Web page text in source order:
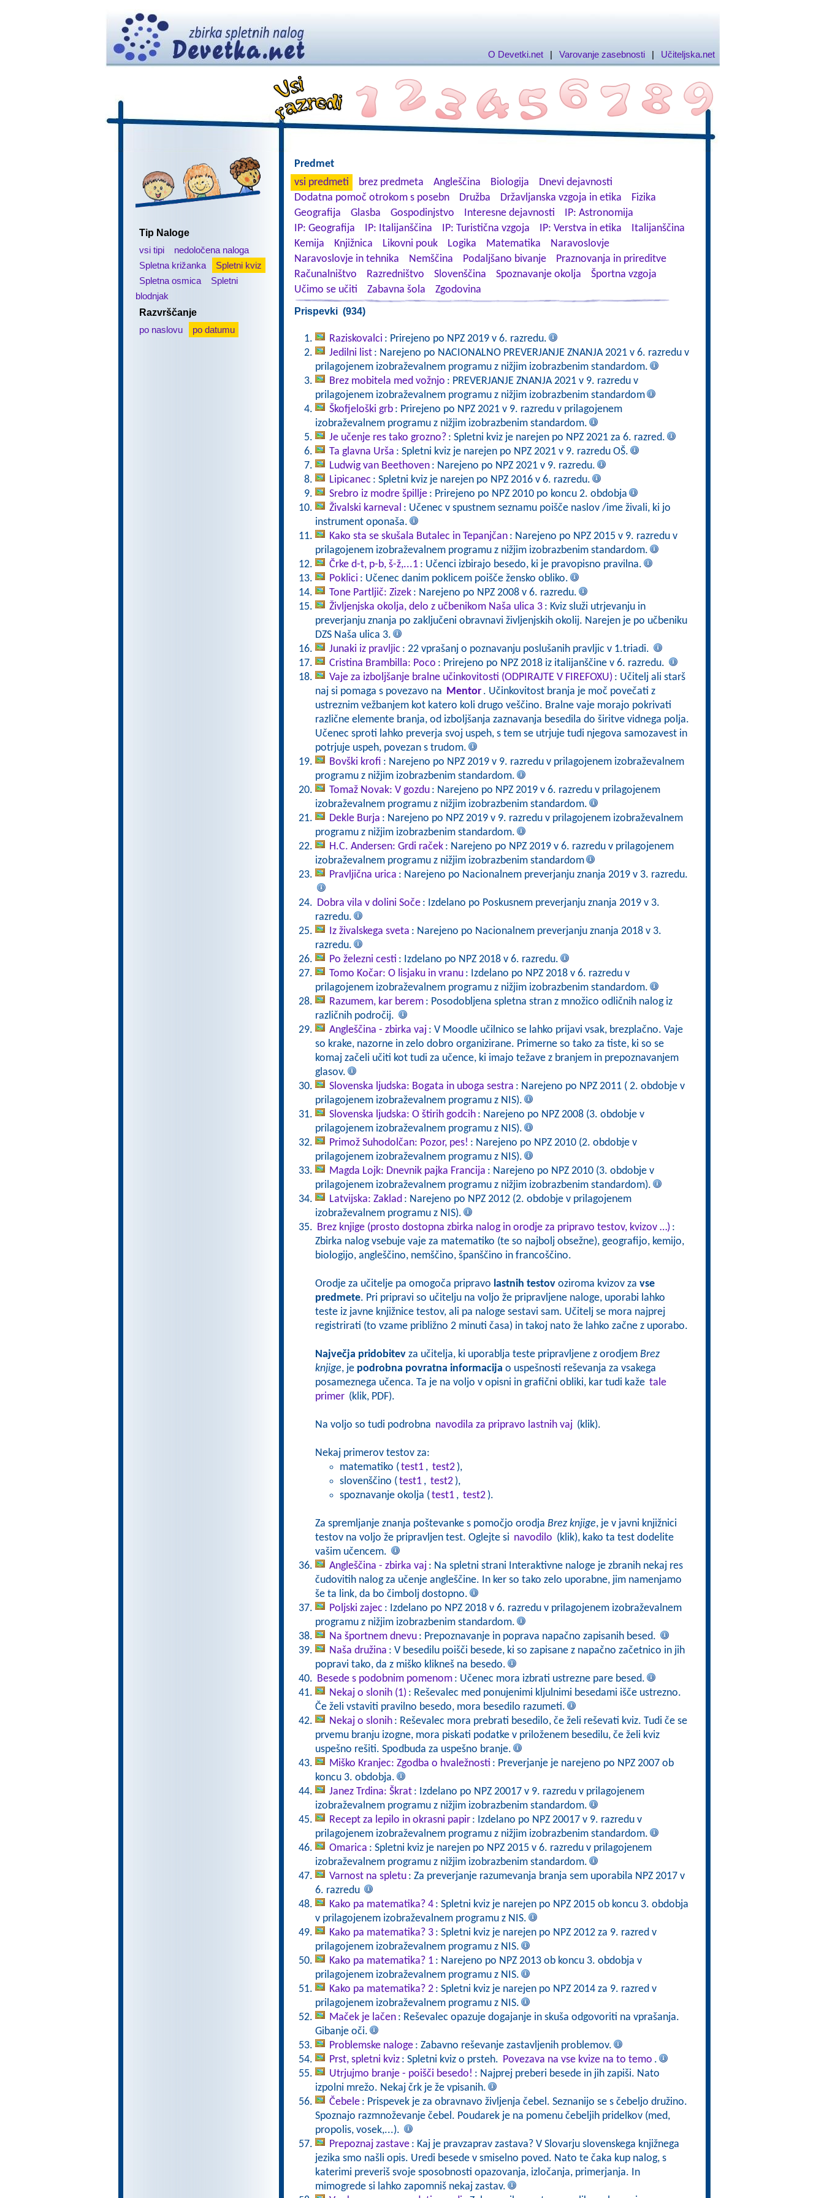
O Devetki.net | Varovanje zasebnosti | Učiteljska.net
Tip Naloge
vsi tipi
nedoločena naloga
Spletna križanka
Spletni kviz
Spletna osmica
Spletni
blodnjak
Razvrščanje
po naslovu
po datumu
Predmet
vsi predmeti
brez predmeta Angleščina Biologija
Dnevi dejavnosti
Dodatna pomoč otrokom s posebn
Družba Državljanska vzgoja in etika
Fizika
Geografija
Glasba Gospodinjstvo Interesne dejavnosti
IP: Astronomija
IP: Geografija
IP: Italijanščina IP: Turistična vzgoja IP: Verstva in etika
Italijanščina
Kemija
Knjižnica Likovni pouk Logika Matematika
Naravoslovje
Naravoslovje in tehnika
Nemščina Podaljšano bivanje
Praznovanja in prireditve
Računalništvo
Razredništvo Slovenščina Spoznavanje okolja
Športna vzgoja
Učimo se učiti
Zabavna šola Zgodovina
Prispevki (934)
Raziskovalci : Prirejeno po NPZ 2019 v 6. razredu.
Jedilni list : Narejeno po NACIONALNO PREVERJANJE ZNANJA 2021 v 6. razredu v
prilagojenem izobraževalnem programu z nižjim izobrazbenim standardom.
Brez mobitela med vožnjo : PREVERJANJE ZNANJA 2021 v 9. razredu v
prilagojenem izobraževalnem programu z nižjim izobrazbenim standardom
Škofjeloški grb : Prirejeno po NPZ 2021 v 9. razredu v prilagojenem
izobraževalnem programu z nižjim izobrazbenim standardom.
Je učenje res tako grozno? : Spletni kviz je narejen po NPZ 2021 za 6. razred.
Ta glavna Urša : Spletni kviz je narejen po NPZ 2021 v 9. razredu OŠ.
Ludwig van Beethoven : Narejeno po NPZ 2021 v 9. razredu.
Lipicanec : Spletni kviz je narejen po NPZ 2016 v 6. razredu.
Srebro iz modre špillje : Prirejeno po NPZ 2010 po koncu 2. obdobja
Živalski karneval : Učenec v spustnem seznamu poišče naslov /ime živali, ki jo
instrument oponaša.
Kako sta se skušala Butalec in Tepanjčan : Narejeno po NPZ 2015 v 9. razredu v
prilagojenem izobraževalnem programu z nižjim izobrazbenim standardom.
Črke d-t, p-b, š-ž,...1 : Učenci izbirajo besedo, ki je pravopisno pravilna.
Poklici : Učenec danim poklicem poišče žensko obliko.
Tone Partljič: Zizek : Narejeno po NPZ 2008 v 6. razredu.
Življenjska okolja, delo z učbenikom Naša ulica 3 : Kviz služi utrjevanju in
preverjanju znanja po zaključeni obravnavi življenjskih okolij. Narejen je po učbeniku
DZS Naša ulica 3.
Junaki iz pravljic : 22 vprašanj o poznavanju poslušanih pravljic v 1.triadi.
Cristina Brambilla: Poco : Prirejeno po NPZ 2018 iz italijanščine v 6. razredu.
Vaje za izboljšanje bralne učinkovitosti (ODPIRAJTE V FIREFOXU) : Učitelj ali starš
naj si pomaga s povezavo na Mentor . Učinkovitost branja je moč povečati z
ustreznim vežbanjem kot katero koli drugo veščino. Bralne vaje morajo pokrivati
različne elemente branja, od izboljšanja zaznavanja besedila do širitve vidnega polja.
Učenec sproti lahko preverja svoj uspeh, s tem se utrjuje tudi njegova samozavest in
potrjuje uspeh, povezan s trudom.
Bovški krofi : Narejeno po NPZ 2019 v 9. razredu v prilagojenem izobraževalnem
programu z nižjim izobrazbenim standardom.
Tomaž Novak: V gozdu : Narejeno po NPZ 2019 v 6. razredu v prilagojenem
izobraževalnem programu z nižjim izobrazbenim standardom.
Dekle Burja : Narejeno po NPZ 2019 v 9. razredu v prilagojenem izobraževalnem
programu z nižjim izobrazbenim standardom.
H.C. Andersen: Grdi raček : Narejeno po NPZ 2019 v 6. razredu v prilagojenem
izobraževalnem programu z nižjim izobrazbenim standardom
Pravljična urica : Narejeno po Nacionalnem preverjanju znanja 2019 v 3. razredu.
Dobra vila v dolini Soče : Izdelano po Poskusnem preverjanju znanja 2019 v 3.
razredu.
Iz živalskega sveta : Narejeno po Nacionalnem preverjanju znanja 2018 v 3.
razredu.
Po železni cesti : Izdelano po NPZ 2018 v 6. razredu.
Tomo Kočar: O lisjaku in vranu : Izdelano po NPZ 2018 v 6. razredu v
prilagojenem izobraževalnem programu z nižjim izobrazbenim standardom.
Razumem, kar berem : Posodobljena spletna stran z množico odličnih nalog iz
različnih področij.
Angleščina - zbirka vaj : V Moodle učilnico se lahko prijavi vsak, brezplačno. Vaje
so krake, nazorne in zelo dobro organizirane. Primerne so tako za tiste, ki so se
komaj začeli učiti kot tudi za učence, ki imajo težave z branjem in prepoznavanjem
glasov.
Slovenska ljudska: Bogata in uboga sestra : Narejeno po NPZ 2011 ( 2. obdobje v
prilagojenem izobraževalnem programu z NIS).
Slovenska ljudska: O štirih godcih : Narejeno po NPZ 2008 (3. obdobje v
prilagojenem izobraževalnem programu z NIS).
Primož Suhodolčan: Pozor, pes! : Narejeno po NPZ 2010 (2. obdobje v
prilagojenem izobraževalnem programu z NIS).
Magda Lojk: Dnevnik pajka Francija : Narejeno po NPZ 2010 (3. obdobje v
prilagojenem izobraževalnem programu z nižjim izobrazbenim standardom).
Latvijska: Zaklad : Narejeno po NPZ 2012 (2. obdobje v prilagojenem
izobraževalnem programu z NIS).
Brez knjige (prosto dostopna zbirka nalog in orodje za pripravo testov, kvizov …) :
Zbirka nalog vsebuje vaje za matematiko (te so najbolj obsežne), geografijo, kemijo,
biologijo, angleščino, nemščino, španščino in francoščino.
Orodje za učitelje pa omogoča pripravo lastnih testovoziroma kvizov za vse
predmete. Pri pripravi so učitelju na voljo že pripravljene naloge, uporabi lahko
teste iz javne knjižnice testov, ali pa naloge sestavi sam. Učitelj se mora najprej
registrirati (to vzame približno 2 minuti časa) in takoj nato že lahko začne z uporabo.
Največja pridobitevza učitelja, ki uporablja teste pripravljene z orodjem Brez
knjige, je podrobna povratna informacija o uspešnosti reševanja za vsakega
posameznega učenca. Ta je na voljo v opisni in grafični obliki, kar tudi kaže tale
primer (klik, PDF).
Na voljo so tudi podrobna navodila za pripravo lastnih vaj (klik).
Nekaj primerov testov za:
matematiko (test1 , test2 ),
slovenščino (test1 , test2 ),
spoznavanje okolja (test1 , test2 ).
Za spremljanje znanja poštevanke s pomočjo orodja Brez knjige, je v javni knjižnici
testov na voljo že pripravljen test. Oglejte si navodilo (klik), kako ta test dodelite
vašim učencem.
Angleščina - zbirka vaj : Na spletni strani Interaktivne naloge je zbranih nekaj res
čudovitih nalog za učenje angleščine. In ker so tako zelo uporabne, jim namenjamo
še ta link, da bo čimbolj dostopno.
Poljski zajec : Izdelano po NPZ 2018 v 6. razredu v prilagojenem izobraževalnem
programu z nižjim izobrazbenim standardom.
Na športnem dnevu : Prepoznavanje in poprava napačno zapisanih besed.
Naša družina : V besedilu poišči besede, ki so zapisane z napačno začetnico in jih
popravi tako, da z miško klikneš na besedo.
Besede s podobnim pomenom : Učenec mora izbrati ustrezne pare besed.
Nekaj o slonih (1) : Reševalec med ponujenimi kljulnimi besedami išče ustrezno.
Če želi vstaviti pravilno besedo, mora besedilo razumeti.
Nekaj o slonih : Reševalec mora prebrati besedilo, če želi reševati kviz. Tudi če se
prvemu branju izogne, mora piskati podatke v priloženem besedilu, če želi kviz
uspešno rešiti. Spodbuda za uspešno branje.
Miško Kranjec: Zgodba o hvaležnosti : Preverjanje je narejeno po NPZ 2007 ob
koncu 3. obdobja.
Janez Trdina: Škrat : Izdelano po NPZ 20017 v 9. razredu v prilagojenem
izobraževalnem programu z nižjim izobrazbenim standardom.
Recept za lepilo in okrasni papir : Izdelano po NPZ 20017 v 9. razredu v
prilagojenem izobraževalnem programu z nižjim izobrazbenim standardom.
Omarica : Spletni kviz je narejen po NPZ 2015 v 6. razredu v prilagojenem
izobraževalnem programu z nižjim izobrazbenim standardom.
Varnost na spletu : Za preverjanje razumevanja branja sem uporabila NPZ 2017 v
6. razredu
Kako pa matematika? 4 : Spletni kviz je narejen po NPZ 2015 ob koncu 3. obdobja
v prilagojenem izobraževalnem programu z NIS.
Kako pa matematika? 3 : Spletni kviz je narejen po NPZ 2012 za 9. razred v
prilagojenem izobraževalnem programu z NIS.
Kako pa matematika? 1 : Narejeno po NPZ 2013 ob koncu 3. obdobja v
prilagojenem izobraževalnem programu z NIS.
Kako pa matematika? 2 : Spletni kviz je narejen po NPZ 2014 za 9. razred v
prilagojenem izobraževalnem programu z NIS.
Maček je lačen : Reševalec opazuje dogajanje in skuša odgovoriti na vprašanja.
Gibanje oči.
Problemske naloge : Zabavno reševanje zastavljenih problemov.
Prst, spletni kviz : Spletni kviz o prsteh. Povezava na vse kvize na to temo .
Utrjujmo branje - poišči besedo! : Najprej preberi besede in jih zapiši. Nato
izpolni mrežo. Nekaj črk je že vpisanih.
Čebele : Prispevek je za obravnavo življenja čebel. Seznanijo se s čebeljo družino.
Spoznajo razmnoževanje čebel. Poudarek je na pomenu čebeljih pridelkov (med,
propolis, vosek,...).
Prepoznaj zastave : Kaj je pravzaprav zastava? V Slovarju slovenskega knjižnega
jezika smo našli opis. Uredi besede v smiselno poved. Nato te čaka kup nalog, s
katerimi preveriš svoje sposobnosti opazovanja, izločanja, primerjanja. In
mimogrede si lahko zapomniš nekaj zastav.